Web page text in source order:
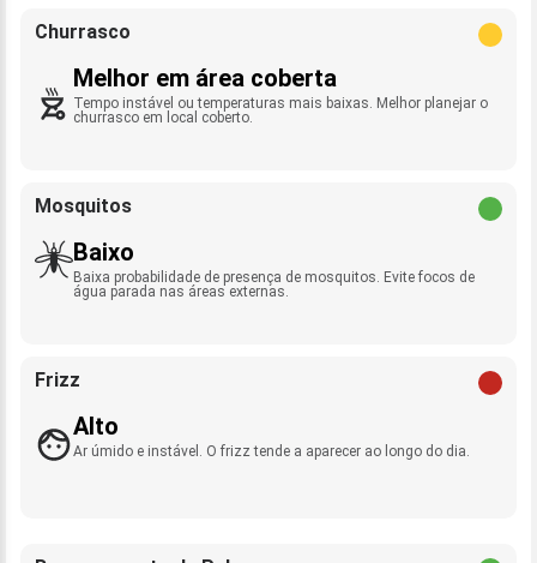
Churrasco
Melhor em área coberta
Tempo instável ou temperaturas mais baixas. Melhor planejar o
churrasco em local coberto.
Mosquitos
Baixo
Baixa probabilidade de presença de mosquitos. Evite focos de
água parada nas áreas externas.
Frizz
Alto
Ar úmido e instável. O frizz tende a aparecer ao longo do dia.